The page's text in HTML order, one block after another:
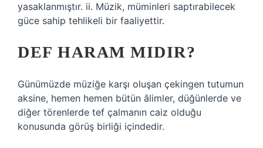
yasaklanmıştır. ii. Müzik, müminleri saptırabilecek
güce sahip tehlikeli bir faaliyettir.
DEF HARAM MIDIR?
Günümüzde müziğe karşı oluşan çekingen tutumun
aksine, hemen hemen bütün âlimler, düğünlerde ve
diğer törenlerde tef çalmanın caiz olduğu
konusunda görüş birliği içindedir.